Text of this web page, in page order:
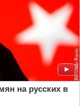
на русских в